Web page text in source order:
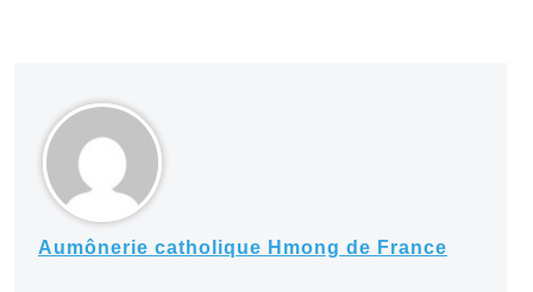
Aumônerie catholique Hmong de France